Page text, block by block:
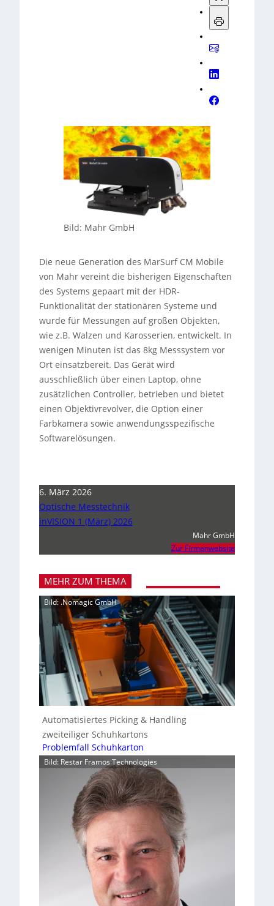
Bild: Mahr GmbH
Die neue Generation des MarSurf CM Mobile
von Mahr vereint die bisherigen Eigenschaften
des Systems gepaart mit der HDR-
Funktionalität der stationären Systeme und
wurde für Messungen auf großen Objekten,
wie z.B. Walzen und Karosserien, entwickelt. In
wenigen Minuten ist das 8kg Messsystem vor
Ort einsatzbereit. Das Gerät wird
ausschließlich über einen Laptop, ohne
zusätzlichen Controller, betrieben und bietet
einen Objektivrevolver, die Option einer
Farbkamera sowie anwendungsspezifische
Softwarelösungen.
6. März 2026
Optische Messtechnik
inVISION 1 (März) 2026
Mahr GmbH
Zur Firmenwebsite
MEHR ZUM THEMA
Bild: .Nomagic GmbH
Automatisiertes Picking & Handling
zweiteiliger Schuhkartons
Problemfall Schuhkarton
Bild: Restar Framos Technologies